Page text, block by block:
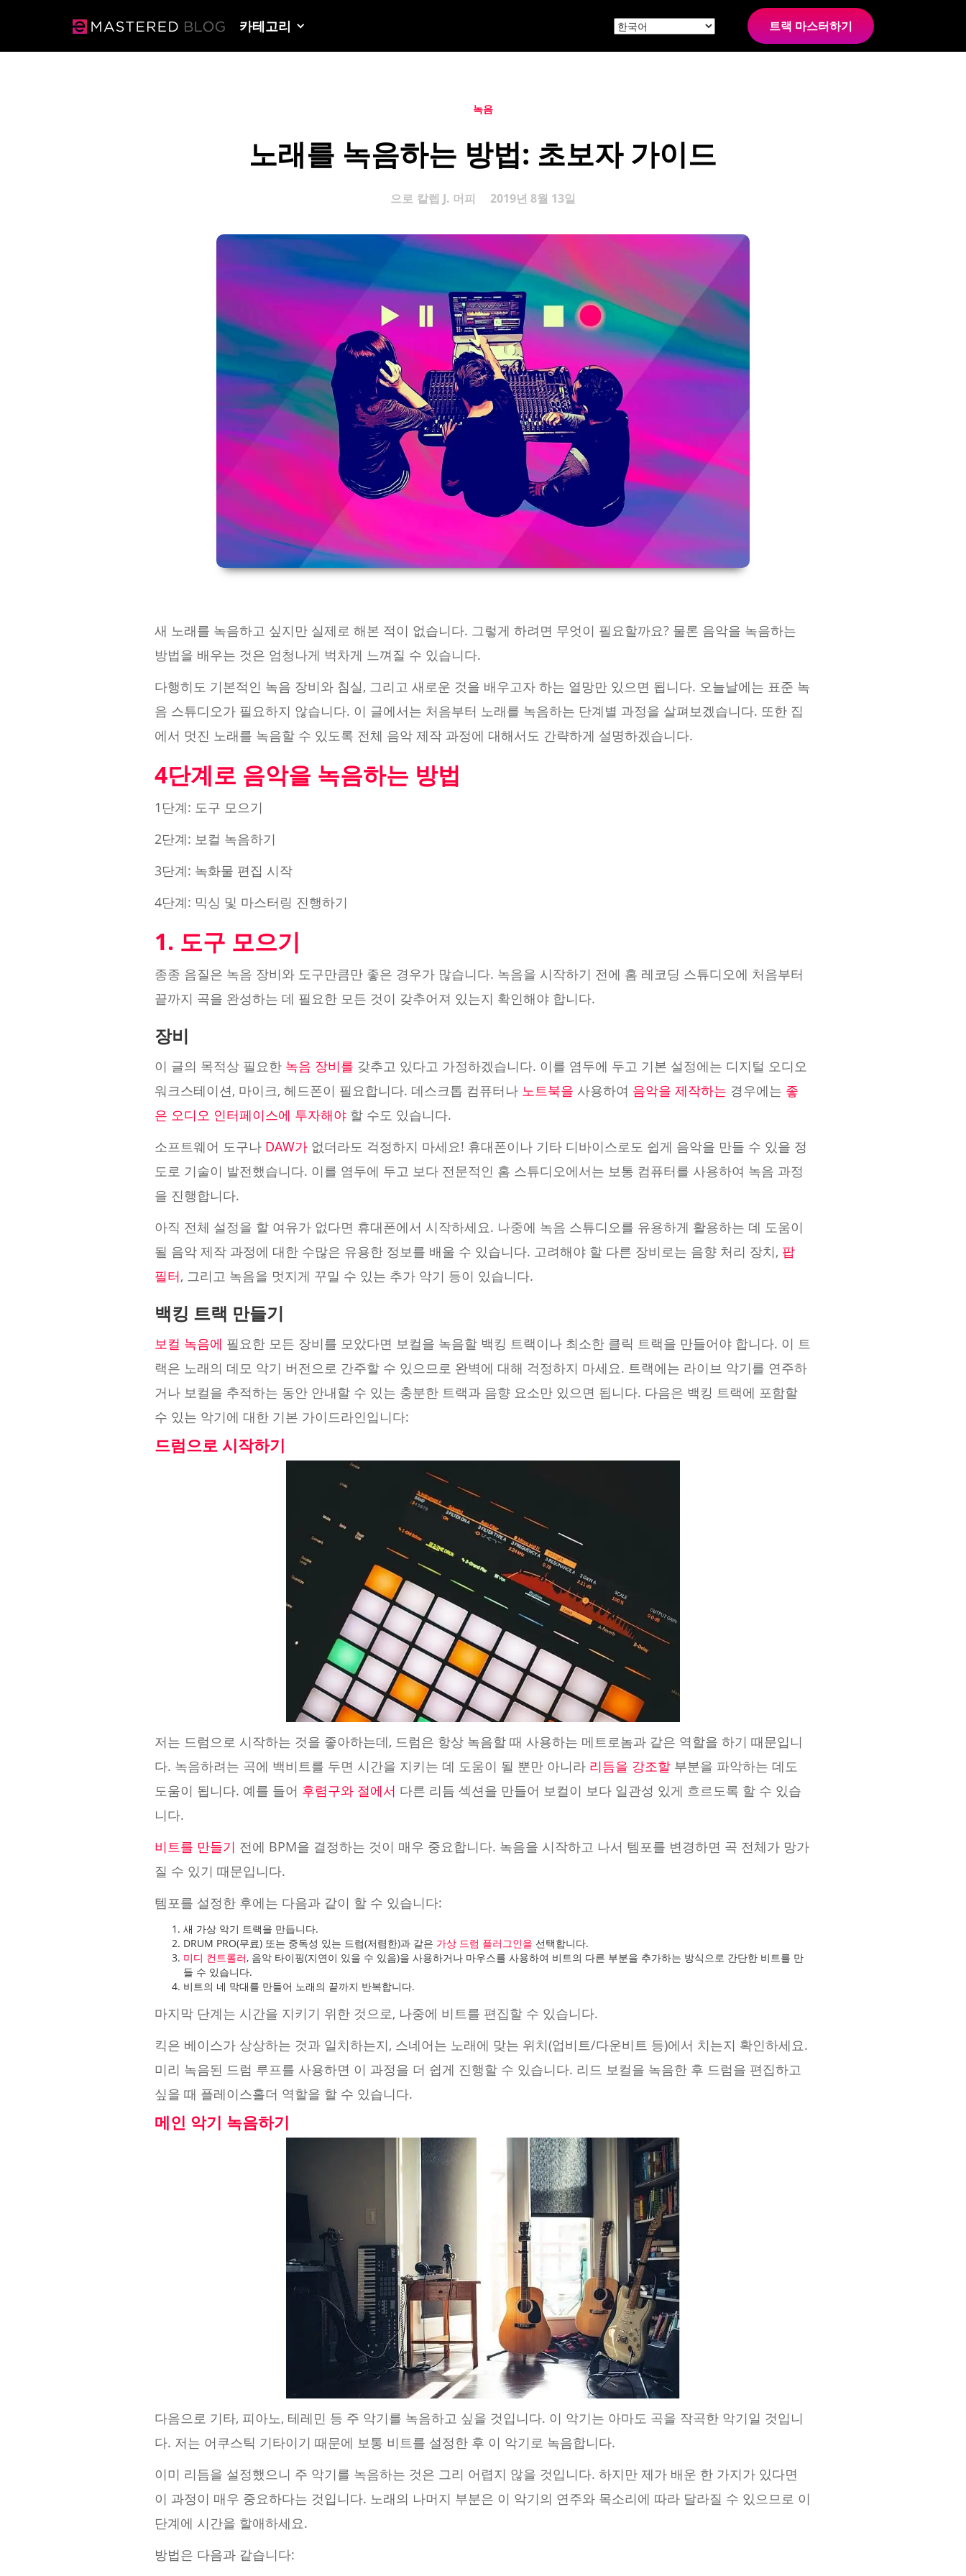
카테고리 트랙 마스터하기
녹음
노래를 녹음하는 방법: 초보자 가이드
으로 칼렙 J. 머피 2019년 8월 13일
새 노래를 녹음하고 싶지만 실제로 해본 적이 없습니다. 그렇게 하려면 무엇이 필요할까요? 물론 음악을 녹음하는
방법을 배우는 것은 엄청나게 벅차게 느껴질 수 있습니다.
다행히도 기본적인 녹음 장비와 침실, 그리고 새로운 것을 배우고자 하는 열망만 있으면 됩니다. 오늘날에는 표준 녹
음 스튜디오가 필요하지 않습니다. 이 글에서는 처음부터 노래를 녹음하는 단계별 과정을 살펴보겠습니다. 또한 집
에서 멋진 노래를 녹음할 수 있도록 전체 음악 제작 과정에 대해서도 간략하게 설명하겠습니다.
4단계로 음악을 녹음하는 방법
1단계: 도구 모으기
2단계: 보컬 녹음하기
3단계: 녹화물 편집 시작
4단계: 믹싱 및 마스터링 진행하기
1. 도구 모으기
종종 음질은 녹음 장비와 도구만큼만 좋은 경우가 많습니다. 녹음을 시작하기 전에 홈 레코딩 스튜디오에 처음부터
끝까지 곡을 완성하는 데 필요한 모든 것이 갖추어져 있는지 확인해야 합니다.
장비
이 글의 목적상 필요한 녹음 장비를 갖추고 있다고 가정하겠습니다. 이를 염두에 두고 기본 설정에는 디지털 오디오
워크스테이션, 마이크, 헤드폰이 필요합니다. 데스크톱 컴퓨터나 노트북을 사용하여 음악을 제작하는 경우에는 좋
은 오디오 인터페이스에 투자해야 할 수도 있습니다.
소프트웨어 도구나 DAW가 없더라도 걱정하지 마세요! 휴대폰이나 기타 디바이스로도 쉽게 음악을 만들 수 있을 정
도로 기술이 발전했습니다. 이를 염두에 두고 보다 전문적인 홈 스튜디오에서는 보통 컴퓨터를 사용하여 녹음 과정
을 진행합니다.
아직 전체 설정을 할 여유가 없다면 휴대폰에서 시작하세요. 나중에 녹음 스튜디오를 유용하게 활용하는 데 도움이
될 음악 제작 과정에 대한 수많은 유용한 정보를 배울 수 있습니다. 고려해야 할 다른 장비로는 음향 처리 장치, 팝
필터, 그리고 녹음을 멋지게 꾸밀 수 있는 추가 악기 등이 있습니다.
백킹 트랙 만들기
보컬 녹음에 필요한 모든 장비를 모았다면 보컬을 녹음할 백킹 트랙이나 최소한 클릭 트랙을 만들어야 합니다. 이 트
랙은 노래의 데모 악기 버전으로 간주할 수 있으므로 완벽에 대해 걱정하지 마세요. 트랙에는 라이브 악기를 연주하
거나 보컬을 추적하는 동안 안내할 수 있는 충분한 트랙과 음향 요소만 있으면 됩니다. 다음은 백킹 트랙에 포함할
수 있는 악기에 대한 기본 가이드라인입니다:
드럼으로 시작하기
저는 드럼으로 시작하는 것을 좋아하는데, 드럼은 항상 녹음할 때 사용하는 메트로놈과 같은 역할을 하기 때문입니
다. 녹음하려는 곡에 백비트를 두면 시간을 지키는 데 도움이 될 뿐만 아니라 리듬을 강조할 부분을 파악하는 데도
도움이 됩니다. 예를 들어 후렴구와 절에서 다른 리듬 섹션을 만들어 보컬이 보다 일관성 있게 흐르도록 할 수 있습
니다.
비트를 만들기 전에 BPM을 결정하는 것이 매우 중요합니다. 녹음을 시작하고 나서 템포를 변경하면 곡 전체가 망가
질 수 있기 때문입니다.
템포를 설정한 후에는 다음과 같이 할 수 있습니다:
새 가상 악기 트랙을 만듭니다.
DRUM PRO(무료) 또는 중독성 있는 드럼(저렴한)과 같은 가상 드럼 플러그인을 선택합니다.
미디 컨트롤러, 음악 타이핑(지연이 있을 수 있음)을 사용하거나 마우스를 사용하여 비트의 다른 부분을 추가하는 방식으로 간단한 비트를 만
들 수 있습니다.
비트의 네 막대를 만들어 노래의 끝까지 반복합니다.
마지막 단계는 시간을 지키기 위한 것으로, 나중에 비트를 편집할 수 있습니다.
킥은 베이스가 상상하는 것과 일치하는지, 스네어는 노래에 맞는 위치(업비트/다운비트 등)에서 치는지 확인하세요.
미리 녹음된 드럼 루프를 사용하면 이 과정을 더 쉽게 진행할 수 있습니다. 리드 보컬을 녹음한 후 드럼을 편집하고
싶을 때 플레이스홀더 역할을 할 수 있습니다.
메인 악기 녹음하기
다음으로 기타, 피아노, 테레민 등 주 악기를 녹음하고 싶을 것입니다. 이 악기는 아마도 곡을 작곡한 악기일 것입니
다. 저는 어쿠스틱 기타이기 때문에 보통 비트를 설정한 후 이 악기로 녹음합니다.
이미 리듬을 설정했으니 주 악기를 녹음하는 것은 그리 어렵지 않을 것입니다. 하지만 제가 배운 한 가지가 있다면
이 과정이 매우 중요하다는 것입니다. 노래의 나머지 부분은 이 악기의 연주와 목소리에 따라 달라질 수 있으므로 이
단계에 시간을 할애하세요.
방법은 다음과 같습니다: